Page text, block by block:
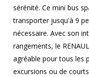
sérénité. Ce mini bus
transporter jusqu'à 9
nécessaire. Avec son
rangements, le
agréable pour tous les
excursions ou de